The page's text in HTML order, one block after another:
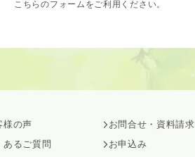
こちらのフォームをご利用ください。
様の声
あるご質問
お問合せ・資料請求
お申込み